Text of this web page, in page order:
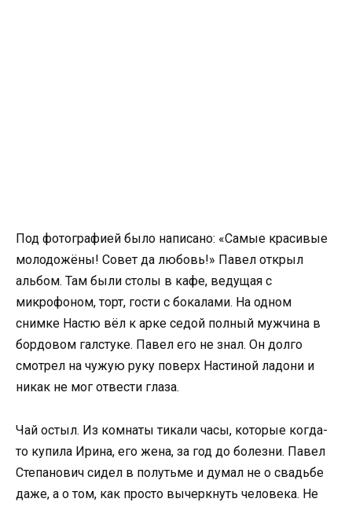
Под фотографией было написано: «Самые красивые
молодожёны! Совет да любовь!» Павел открыл
альбом. Там были столы в кафе, ведущая с
микрофоном, торт, гости с бокалами. На одном
снимке Настю вёл к арке седой полный мужчина в
бордовом галстуке. Павел его не знал. Он долго
смотрел на чужую руку поверх Настиной ладони и
никак не мог отвести глаза.
Чай остыл. Из комнаты тикали часы, которые когда-
то купила Ирина, его жена, за год до болезни. Павел
Степанович сидел в полутьме и думал не о свадьбе
даже, а о том, как просто вычеркнуть человека. Не